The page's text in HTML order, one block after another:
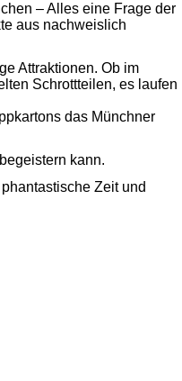
– Alles eine Frage der
aus nachweislich
Attraktionen. Ob im
Schrottteilen, es laufen
das Münchner
kann.
Zeit und